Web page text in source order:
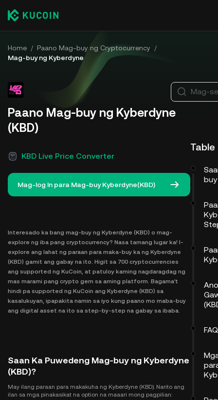
Home / Paano Mag-buy ng Cryptocurrency /
Mag-buy ng Kyberdyne
Paano Mag-buy ng Kyberdyne
(KBD)
KBD Live Price Converter
Mag-log In para Mag-buy Kyberdyne(KBD)
Interesado ka bang mag-buy ng Kyberdyne (KBD) o mag-
explore ng iba pang cryptocurrency? Nasa tamang lugar ka! I-
explore ang lahat ng paraan para maka-buy ka ng Kyberdyne
(KBD) gamit ang gabay na ito. Higit sa 700 cryptocurrencies
ang supported ng KuCoin, at patuloy kaming nagdaragdag ng
mas marami pang crypto gem sa aming platform. Bagama't
hindi pa supported ng KuCoin ang Kyberdyne (KBD) sa
kasalukuyan, ipapakita namin sa iyo kung paano mo maba-buy
ang digital asset na ito sa step-by-step na gabay sa ibaba.
Saan Ka Puwedeng Mag-buy ng Kyberdyne
(KBD)?
May ilang paraan para makakuha ng Kyberdyne (KBD). Narito ang
ilan sa mga pinakasikat na option na maaari mong pagpilian:
Mag-
FAQ